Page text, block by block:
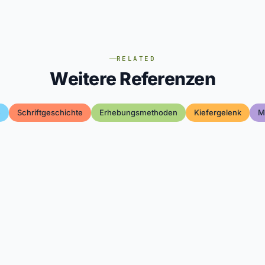
RELATED
Weitere Referenzen
Schriftgeschichte Erhebungsmethoden Kiefergelenk